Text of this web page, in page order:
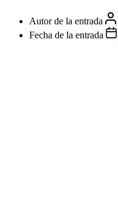
Autor de la entrada
Fecha de la entrada